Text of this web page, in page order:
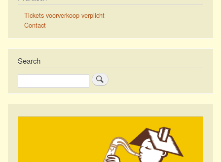
Tickets voorverkoop verplicht
Contact
Search
Zoeken